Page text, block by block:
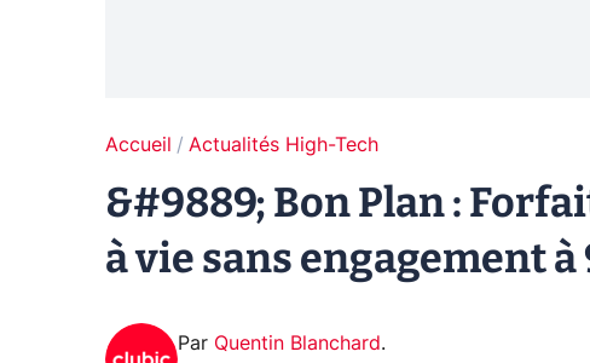
Accueil Actualités High-Tech
&#9889; Bon Plan :
à vie sans engagement à
Par Quentin Blanchard.